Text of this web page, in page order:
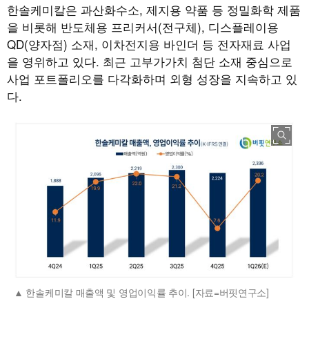
한솔케미칼은 과산화수소, 제지용 약품 등 정밀화학 제품
을 비롯해 반도체용 프리커서(전구체), 디스플레이용
QD(양자점) 소재, 이차전지용 바인더 등 전자재료 사업
을 영위하고 있다. 최근 고부가가치 첨단 소재 중심으로
사업 포트폴리오를 다각화하며 외형 성장을 지속하고 있
다.
한솔케미칼 매출액 및 영업이익률 추이. [자료=버핏연구소]